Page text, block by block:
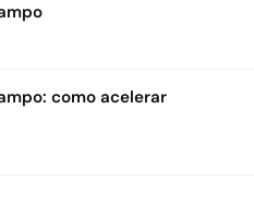
como acelerar